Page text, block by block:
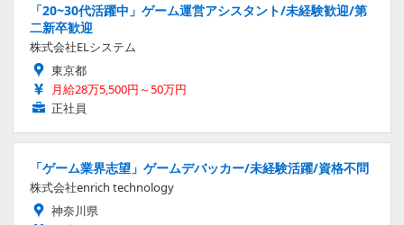
「20~30代活躍中」ゲーム運営アシスタント/未経験歓迎/第
二新卒歓迎
株式会社ELシステム
東京都
月給28万5,500円～50万円
正社員
「ゲーム業界志望」ゲームデバッカー/未経験活躍/資格不問
株式会社enrich technology
神奈川県